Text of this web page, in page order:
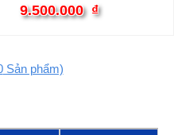
382L 2 cánh inverter
9.500.000 ₫
Sản phẩm)